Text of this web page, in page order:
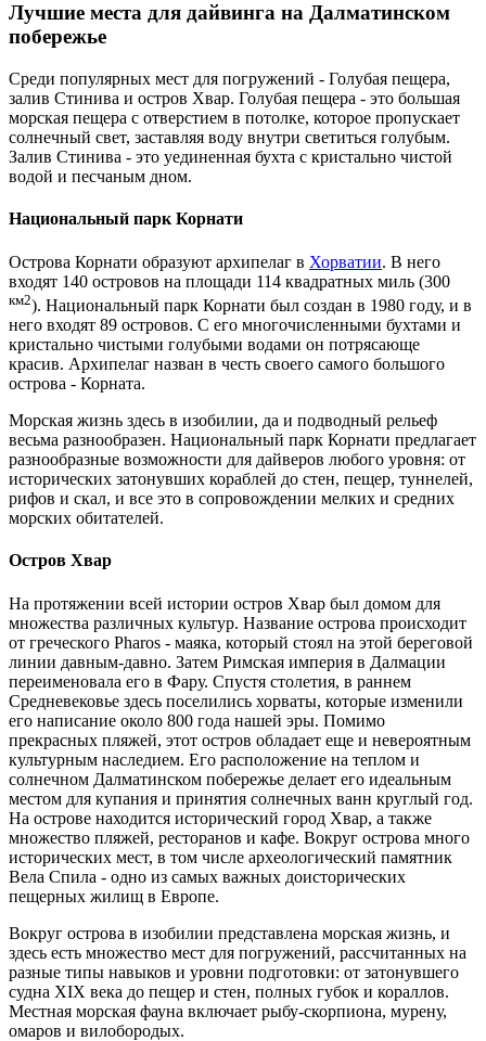
Лучшие места для дайвинга на Далматинском
побережье
Среди популярных мест для погружений - Голубая пещера,
залив Стинива и остров Хвар. Голубая пещера - это большая
морская пещера с отверстием в потолке, которое пропускает
солнечный свет, заставляя воду внутри светиться голубым.
Залив Стинива - это уединенная бухта с кристально чистой
водой и песчаным дном.
Национальный парк Корнати
Острова Корнати образуют архипелаг в Хорватии. В него
входят 140 островов на площади 114 квадратных миль (300
км2). Национальный парк Корнати был создан в 1980 году, и в
него входят 89 островов. С его многочисленными бухтами и
кристально чистыми голубыми водами он потрясающе
красив. Архипелаг назван в честь своего самого большого
острова - Корната.
Морская жизнь здесь в изобилии, да и подводный рельеф
весьма разнообразен. Национальный парк Корнати предлагает
разнообразные возможности для дайверов любого уровня: от
исторических затонувших кораблей до стен, пещер, туннелей,
рифов и скал, и все это в сопровождении мелких и средних
морских обитателей.
Остров Хвар
На протяжении всей истории остров Хвар был домом для
множества различных культур. Название острова происходит
от греческого Pharos - маяка, который стоял на этой береговой
линии давным-давно. Затем Римская империя в Далмации
переименовала его в Фару. Спустя столетия, в раннем
Средневековье здесь поселились хорваты, которые изменили
его написание около 800 года нашей эры. Помимо
прекрасных пляжей, этот остров обладает еще и невероятным
культурным наследием. Его расположение на теплом и
солнечном Далматинском побережье делает его идеальным
местом для купания и принятия солнечных ванн круглый год.
На острове находится исторический город Хвар, а также
множество пляжей, ресторанов и кафе. Вокруг острова много
исторических мест, в том числе археологический памятник
Вела Спила - одно из самых важных доисторических
пещерных жилищ в Европе.
Вокруг острова в изобилии представлена морская жизнь, и
здесь есть множество мест для погружений, рассчитанных на
разные типы навыков и уровни подготовки: от затонувшего
судна XIX века до пещер и стен, полных губок и кораллов.
Местная морская фауна включает рыбу-скорпиона, мурену,
омаров и вилобородых.